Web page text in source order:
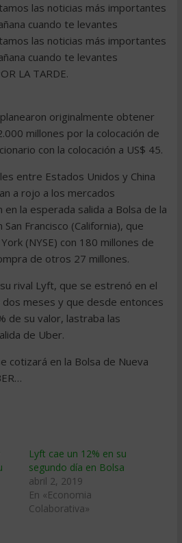
las noticias más importantes
cuando te levantes
las noticias más importantes
cuando te levantes
LA TARDE.
originalmente obtener
millones por la colocación de
con la colocación a US$ 45.
entre Estados Unidos y China
a rojo a los mercados
la esperada salida a Bolsa de la
Francisco (California), que
(NYSE) con 180 millones de
de otros 27 millones.
rival Lyft, que se estrenó en el
dos meses y que desde entonces
de su valor, lastraba las
de Uber.
cotizará en la Bolsa de Nueva
Lyft cae un 12% en su
segundo día en Bolsa
abril 2, 2019
En «Economia
Colaborativa»